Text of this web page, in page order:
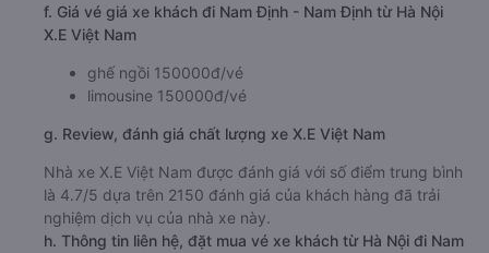
f. Giá vé giá xe khách đi Nam Định - Nam Định từ Hà Nội
X.E Việt Nam
ghế ngồi 150000đ/vé
limousine 150000đ/vé
g. Review, đánh giá chất lượng xe X.E Việt Nam
Nhà xe X.E Việt Nam được đánh giá với số điểm trung bình
là 4.7/5 dựa trên 2150 đánh giá của khách hàng đã trải
nghiệm dịch vụ của nhà xe này.
h. Thông tin liên hệ, đặt mua vé xe khách từ Hà Nội đi Nam